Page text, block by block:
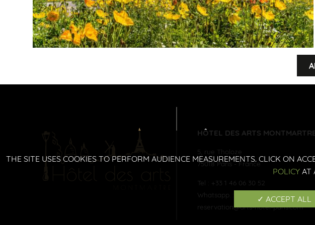
LEGGI DI PIÙ
HÔTEL DES ARTS
5, rue Tholoze
75018 Paris -France
Tel : +33 1 46 06 30 52
Whatsapp. :
146063052
reservation@arts-hotel-paris.com
THE SITE USES COOKIES TO PERFORM AUDIENCE MEASUREMENTS. CLICK ON
POLICYAT
✓ ACCEPT ALL